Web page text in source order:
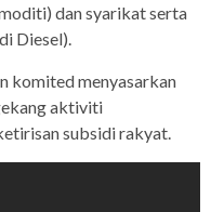
dan syarikat serta
Diesel).
komited menyasarkan
aktiviti
subsidi rakyat.